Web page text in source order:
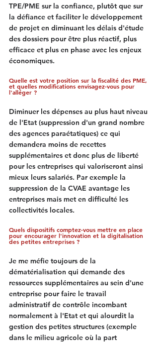
TPE/PME sur la confiance, plutôt que sur
la défiance et faciliter le développement
de projet en diminuant les délais d'étude
des dossiers pour être plus réactif, plus
efficace et plus en phase avec les enjeux
économiques.
Quelle est votre position sur la fiscalité des PME,
et quelles modifications envisagez-vous pour
l'alléger ?
Diminuer les dépenses au plus haut niveau
de l'Etat (suppression d'un grand nombre
des agences paraétatiques) ce qui
demandera moins de recettes
supplémentaires et donc plus de liberté
pour les entreprises qui valoriseront ainsi
mieux leurs salariés. Par exemple la
suppression de la CVAE avantage les
entreprises mais met en difficulté les
collectivités locales.
Quels dispositifs comptez-vous mettre en place
pour encourager l'innovation et la digitalisation
des petites entreprises ?
Je me méfie toujours de la
dématérialisation qui demande des
ressources supplémentaires au sein d'une
entreprise pour faire le travail
administratif de contrôle incombant
normalement à l'Etat et qui alourdit la
gestion des petites structures (exemple
dans le milieu agricole où la part